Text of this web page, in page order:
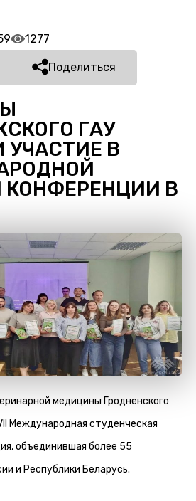
1277
Поделиться
ГАУ
УЧАСТИЕ В
КОНФЕРЕНЦИИ В
медицины Гродненского
Международная студенческая
объединившая более 55
и Республики Беларусь.